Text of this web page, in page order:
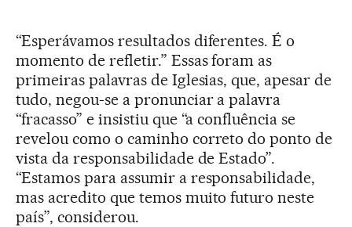
“Esperávamos resultados diferentes. É o
momento de refletir.” Essas foram as
primeiras palavras de Iglesias, que, apesar de
tudo, negou-se a pronunciar a palavra
“fracasso” e insistiu que “a confluência se
revelou como o caminho correto do ponto de
vista da responsabilidade de Estado”.
“Estamos para assumir a responsabilidade,
mas acredito que temos muito futuro neste
país”, considerou.